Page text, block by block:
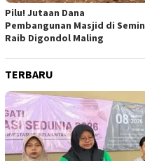
Pilu! Jutaan Dana
Pembangunan Masjid di Semin
Raib Digondol Maling
TERBARU